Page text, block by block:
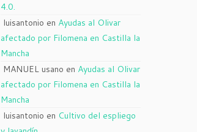
4.0.
luisantonio en Ayudas al Olivar
afectado por Filomena en Castilla la
Mancha
MANUEL usano en Ayudas al Olivar
afectado por Filomena en Castilla la
Mancha
luisantonio en Cultivo del espliego